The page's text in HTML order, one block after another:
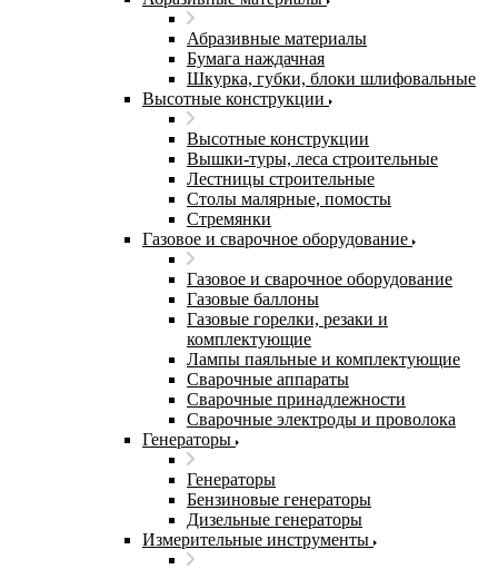
Абразивные материалы
Бумага наждачная
Шкурка, губки, блоки шлифовальные
Высотные конструкции
Высотные конструкции
Вышки-туры, леса строительные
Лестницы строительные
Столы малярные, помосты
Стремянки
Газовое и сварочное оборудование
Газовое и сварочное оборудование
Газовые баллоны
Газовые горелки, резаки и
комплектующие
Лампы паяльные и комплектующие
Сварочные аппараты
Сварочные принадлежности
Сварочные электроды и проволока
Генераторы
Генераторы
Бензиновые генераторы
Дизельные генераторы
Измерительные инструменты